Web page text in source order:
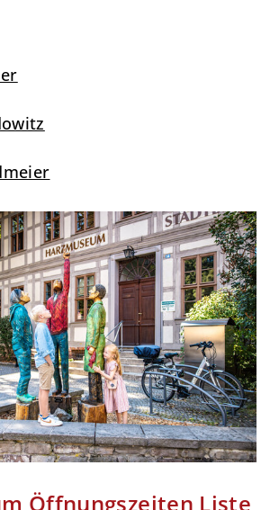
Öffnungszeiten Liste